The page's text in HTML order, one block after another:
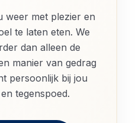
weer met plezier en
te laten eten. We
dan alleen de
manier van gedrag
persoonlijk bij jou
tegenspoed.